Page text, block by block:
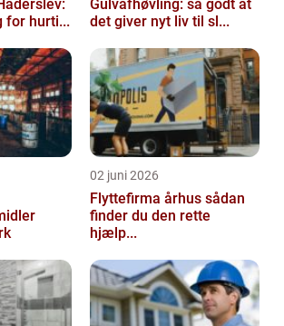
for hurti...
Gulvafhøvling: så godt at
det giver nyt liv til sl...
02 juni 2026
Flyttefirma århus sådan
finder du den rette
hjælp...